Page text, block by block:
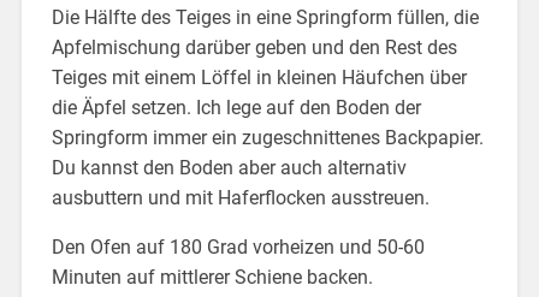
Die Hälfte des Teiges in eine Springform füllen, die
Apfelmischung darüber geben und den Rest des
Teiges mit einem Löffel in kleinen Häufchen über
die Äpfel setzen. Ich lege auf den Boden der
Springform immer ein zugeschnittenes Backpapier.
Du kannst den Boden aber auch alternativ
ausbuttern und mit Haferflocken ausstreuen.
Den Ofen auf 180 Grad vorheizen und 50-60
Minuten auf mittlerer Schiene backen.